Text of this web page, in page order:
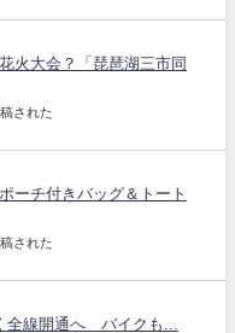
火大会？「琵琶湖三市同
された
ーチ付きバッグ＆トート
された
全線開通へ バイクも...